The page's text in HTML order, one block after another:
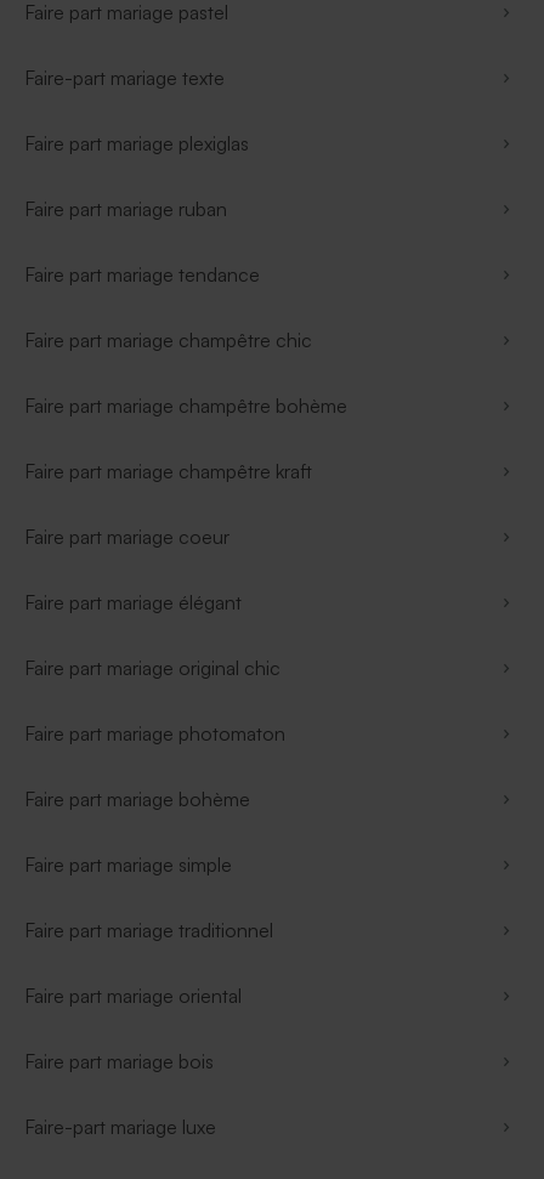
Faire part mariage pastel
Faire-part mariage texte
Faire part mariage plexiglas
Faire part mariage ruban
Faire part mariage tendance
Faire part mariage champêtre chic
Faire part mariage champêtre bohème
Faire part mariage champêtre kraft
Faire part mariage coeur
Faire part mariage élégant
Faire part mariage original chic
Faire part mariage photomaton
Faire part mariage bohème
Faire part mariage simple
Faire part mariage traditionnel
Faire part mariage oriental
Faire part mariage bois
Faire-part mariage luxe